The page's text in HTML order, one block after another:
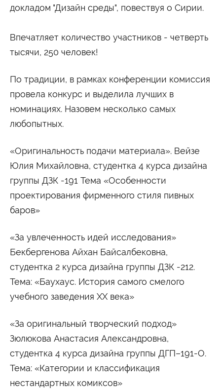
Подписаться на нас
 
Министерство науки и высшего образования
Министерство просвещения Российской
Сведения об образовательной организации
докладом "Дизайн среды", повествуя о Сирии.
Впечатляет количество участников - четверть
тысячи, 250 человек!
По традиции, в рамках конференции комиссия
провела конкурс и выделила лучших в
номинациях. Назовем несколько самых
любопытных.
«Оригинальность подачи материала». Вейзе
Юлия Михайловна, студентка 4 курса дизайна
группы ДЗК -191 Тема «Особенности
проектирования фирменного стиля пивных
баров»
«За увлеченность идей исследования»
Бекбергенова Айхан Байсалбековна,
студентка 2 курса дизайна группы ДЗК -212.
Тема: «Баухауc. История самого смелого
учебного заведения ХХ века»
«За оригинальный творческий подход»
Зюлюкова Анастасия Александровна,
студентка 4 курса дизайна группы ДГП–191-О.
Тема: «Категории и классификация
нестандартных комиксов»